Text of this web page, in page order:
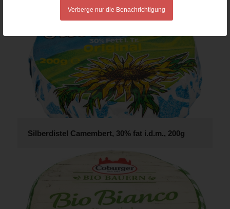
Verberge nur die Benachrichtigung
Silberdistel Camembert, 30% fat i.d.m., 200g